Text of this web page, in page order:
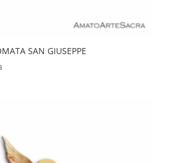
SAN GIUSEPPE